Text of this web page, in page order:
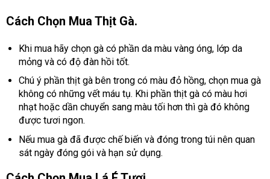
Cách Chọn Mua Thịt Gà.
Khi mua hãy chọn gà có phần da màu vàng óng, lớp da
mỏng và có độ đàn hồi tốt.
Chú ý phần thịt gà bên trong có màu đỏ hồng, chọn mua gà
không có những vết máu tụ. Khi phần thịt gà có màu hơi
nhạt hoặc dần chuyển sang màu tối hơn thì gà đó không
được tươi ngon.
Nếu mua gà đã được chế biến và đóng trong túi nên quan
sát ngày đóng gói và hạn sử dụng.